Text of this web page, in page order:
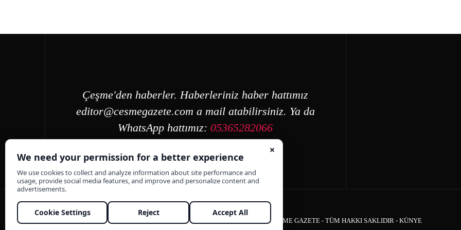
Çeşme'den haberler. Haberleriniz haber hattımız
editor@cesmegazete.com a mail atabilirsiniz. Ya da
WhatsApp hattımız:05365282066
ÇEŞME GAZETE - TÜM HAKKI SAKLIDIR - KÜNYE